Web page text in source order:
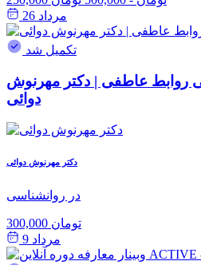
مرداد 26
تکمیل شد
روابط عاطفی | دکتر مهرنوش
دوائی
دکتر مهرنوش دوائی
در روانشناسی
300,000 تومان
مرداد 9